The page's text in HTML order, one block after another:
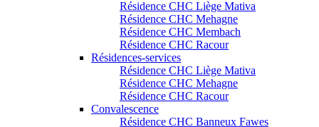
Résidence CHC Liège Mativa
Résidence CHC Mehagne
Résidence CHC Membach
Résidence CHC Racour
Résidences-services
Résidence CHC Liège Mativa
Résidence CHC Mehagne
Résidence CHC Racour
Convalescence
Résidence CHC Banneux Fawes